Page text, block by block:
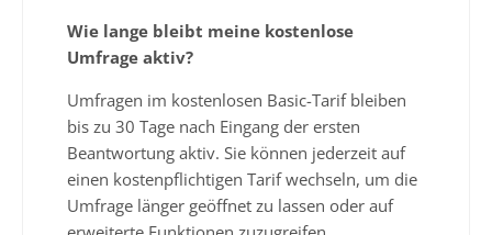
Wie lange bleibt meine kostenlose
Umfrage aktiv?
Umfragen im kostenlosen Basic-Tarif bleiben
bis zu 30 Tage nach Eingang der ersten
Beantwortung aktiv. Sie können jederzeit auf
einen kostenpflichtigen Tarif wechseln, um die
Umfrage länger geöffnet zu lassen oder auf